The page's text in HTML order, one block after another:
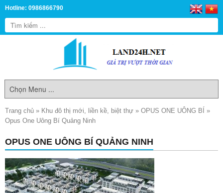
Hotline: 0986866790
Trang chủ » Khu đô thị mới, liền kề, biệt thự » OPUS ONE UÔNG BÍ »
Opus One Uông Bí Quảng Ninh
OPUS ONE UÔNG BÍ QUẢNG NINH